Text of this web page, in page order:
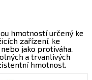
hmotností určený ke
zařízení, ke
jako protiváha.
a trvanlivých
hmotnost.